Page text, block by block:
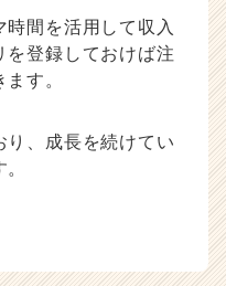
間を活用して収入
を登録しておけば注
す。
り、成長を続けてい